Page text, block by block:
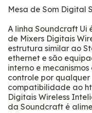
Mesa de Som Digital
A linha Soundcraft Ui
de Mixers Digitais
estrutura similar ao
ethernet e são
interno e
controle por
compatibilidade ao
Digitais Wireless
da Soundcraft é